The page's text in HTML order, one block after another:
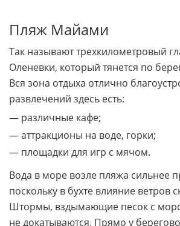
Пляж Майами
Так называют трехкилометровый
Оленевки, который тянется по
Вся зона отдыха отлично
развлечений здесь есть:
— различные кафе;
— аттракционы на воде, горки;
— площадки для игр с мячом.
Вода в море возле пляжа сильнее
поскольку в бухте влияние ветров
Штормы, вздымающие песок с
не докатываются. Прямо у